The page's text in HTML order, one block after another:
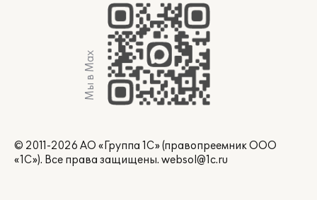
Мы в Max
© 2011-2026 АО «Группа 1С» (правопреемник ООО
«1С»). Все права защищены. websol@1c.ru